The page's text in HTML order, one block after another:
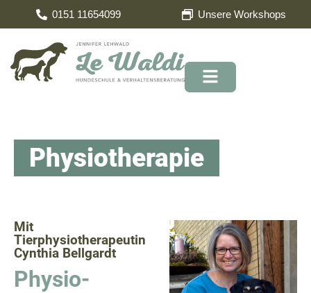
0151 11654099 Unsere Workshops
Physiotherapie
Mit
Tierphysiotherapeutin
Cynthia Bellgardt
Physio-